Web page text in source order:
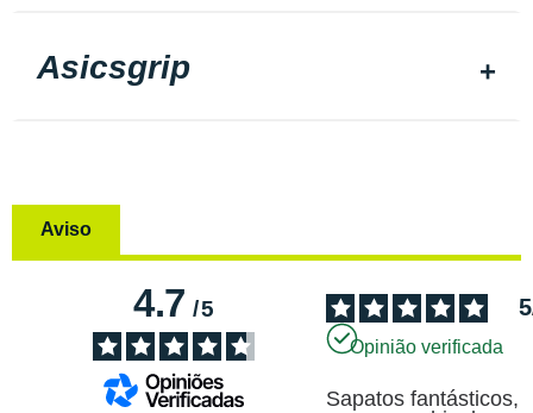
Asicsgrip
Aviso
4.7/5 5
Opinião verificada
Sapatos fantásticos,